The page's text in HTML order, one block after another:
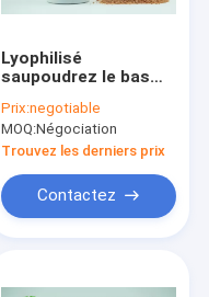
Lyophilisé
saupoudrez le bas
l'endotoxine 80Kd de
lactoferrine humaine
de recombinaison
Prix:negotiable
MOQ:Négociation
Trouvez les derniers prix
Contactez